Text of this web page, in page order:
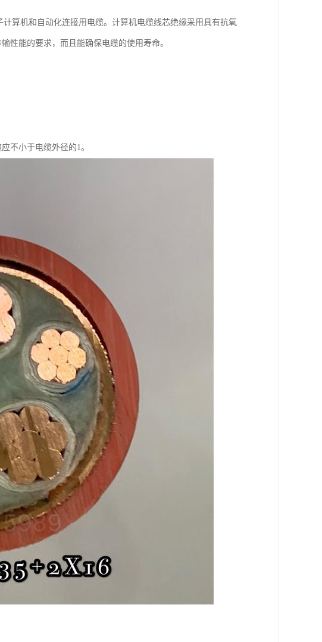
算机和自动化连接用电缆。计算机电缆线芯绝缘采用具有抗氧
性能的要求，而且能确保电缆的使用寿命。
不小于电缆外径的1。